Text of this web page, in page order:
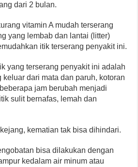
dari 2 bulan.
vitamin A mudah terserang
yang lembab dan lantai (litter)
itik terserang penyakit ini.
yang terserang penyakit ini adalah
keluar dari mata dan paruh, kotoran
jam berubah menjadi
sulit bernafas, lemah dan
kematian tak bisa dihindari.
bisa dilakukan dengan
kedalam air minum atau